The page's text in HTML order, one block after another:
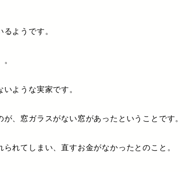
ようです。
ような実家です。
、窓ガラスがない窓があったということです。
れてしまい、直すお金がなかったとのこと。